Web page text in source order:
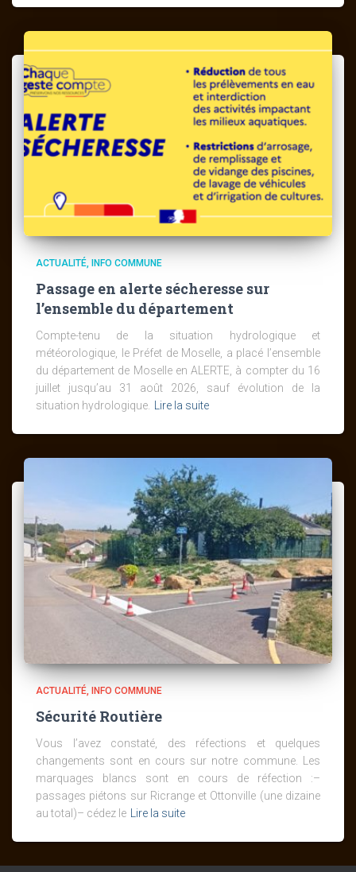
ACTUALITÉ INFO COMMUNE
Passage en alerte sécheresse sur
l’ensemble du département
Compte-tenu de la situation hydrologique et
météorologique, le Préfet de Moselle, a placé l’ensemble
du département de Moselle en ALERTE, à compter du 16
juillet jusqu’au 31 août 2026, sauf évolution de la
situation hydrologique. Lire la suite
ACTUALITÉ INFO COMMUNE
Sécurité Routière
Vous l’avez constaté, des réfections et quelques
changements sont en cours sur notre commune. Les
marquages blancs sont en cours de réfection :–
passages piétons sur Ricrange et Ottonville (une dizaine
au total)– cédez le
Lire la suite